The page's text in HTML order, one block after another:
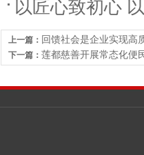
以匠心致初心
行业协会会长奚
上一篇： 回馈社会是企业实现高
下一篇： 莲都慈善开展常态化便